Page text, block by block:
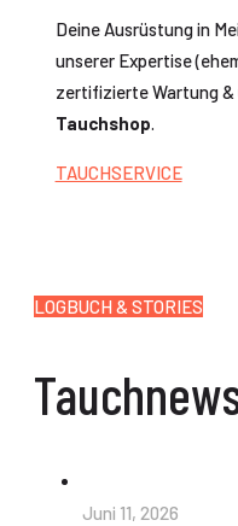
Deine Ausrüstung in
unserer Expertise
zertifizierte Wartung &
Tauchshop.
TAUCHSERVICE
LOGBUCH & STORIES
Juni 11, 2026